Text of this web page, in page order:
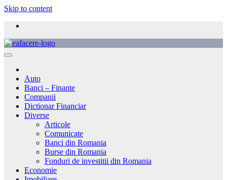
Skip to content
Auto
Banci – Finante
Companii
Dictionar Financiar
Diverse
Articole
Comunicate
Banci din Romania
Burse din Romania
Fonduri de investitii din Romania
Economie